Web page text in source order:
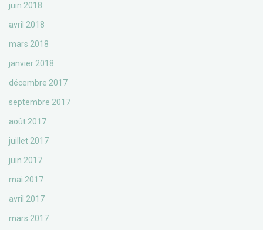
juin 2018
avril 2018
mars 2018
janvier 2018
décembre 2017
septembre 2017
août 2017
juillet 2017
juin 2017
mai 2017
avril 2017
mars 2017